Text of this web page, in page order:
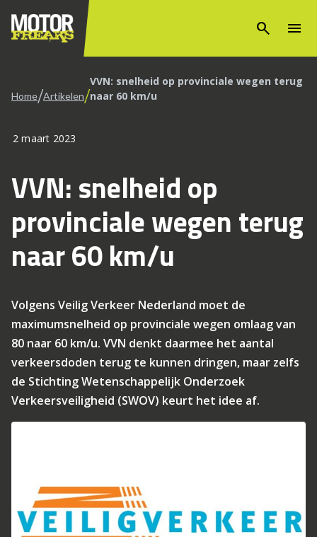
search menu
Home/Artikelen/VVN: snelheid op provinciale wegen terug
naar 60 km/u
2 maart 2023
VVN: snelheid op
provinciale wegen terug
naar 60 km/u
Volgens Veilig Verkeer Nederland moet de
maximumsnelheid op provinciale wegen omlaag van
80 naar 60 km/u. VVN denkt daarmee het aantal
verkeersdoden terug te kunnen dringen, maar zelfs
de Stichting Wetenschappelijk Onderzoek
Verkeersveiligheid (SWOV) keurt het idee af.